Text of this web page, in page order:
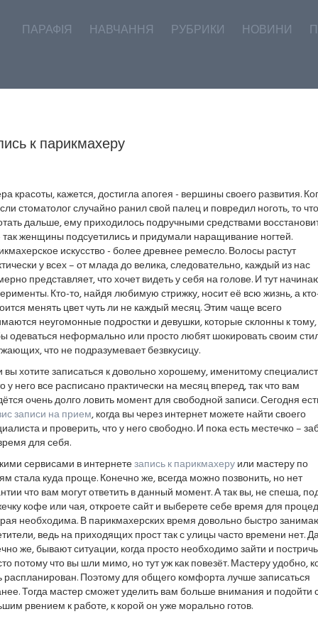
ПАРАФІЯ НАВЧАННЯ РУБРИКИ НОВИНИ
к парикмахеру
красоты, кажется, достигла апогея - вершины своего развития.
стоматолог случайно ранил свой палец и повредил ноготь, то
дальше, ему приходилось подручными средствами
так женщины подсуетились и придумали наращивание ногтей.
искусство - более древнее ремесло. Волосы растут
у всех – от млада до велика, следовательно, каждый из нас
представляет, что хочет видеть у себя на голове. И тут
Кто-то, найдя любимую стрижку, носит её всю жизнь, а
менять цвет чуть ли не каждый месяц. Этим чаще всего
неугомонные подростки и девушки, которые склонны к тому,
одеваться неформально или просто любят шокировать своим
что не подразумевает безвкусицу.
вы хотите записаться к довольно хорошему, именитому
у него все расписано практически на месяц вперед, так что вам
очень долго ловить момент для свободной записи. Сегодня
записи на прием, когда вы через интернет можете найти своего
и проверить, что у него свободно. И пока есть местечко –
для себя.
сервисами в интернетезапись к парикмахеруили мастеру по
стала куда проще. Конечно же, всегда можно позвонить, но нет
что вам могут ответить в данный момент. А так вы, не спеша,
кофе или чая, откроете сайт и выберете себе время для
необходима. В парикмахерских время довольно быстро
ведь на приходящих прост так с улицы часто времени нет.
же, бывают ситуации, когда просто необходимо зайти и
потому что вы шли мимо, но тут уж как повезёт. Мастеру удобно,
распланирован. Поэтому для общего комфорта лучше записаться
Тогда мастер сможет уделить вам больше внимания и подойти
рвением к работе, к корой он уже морально готов.